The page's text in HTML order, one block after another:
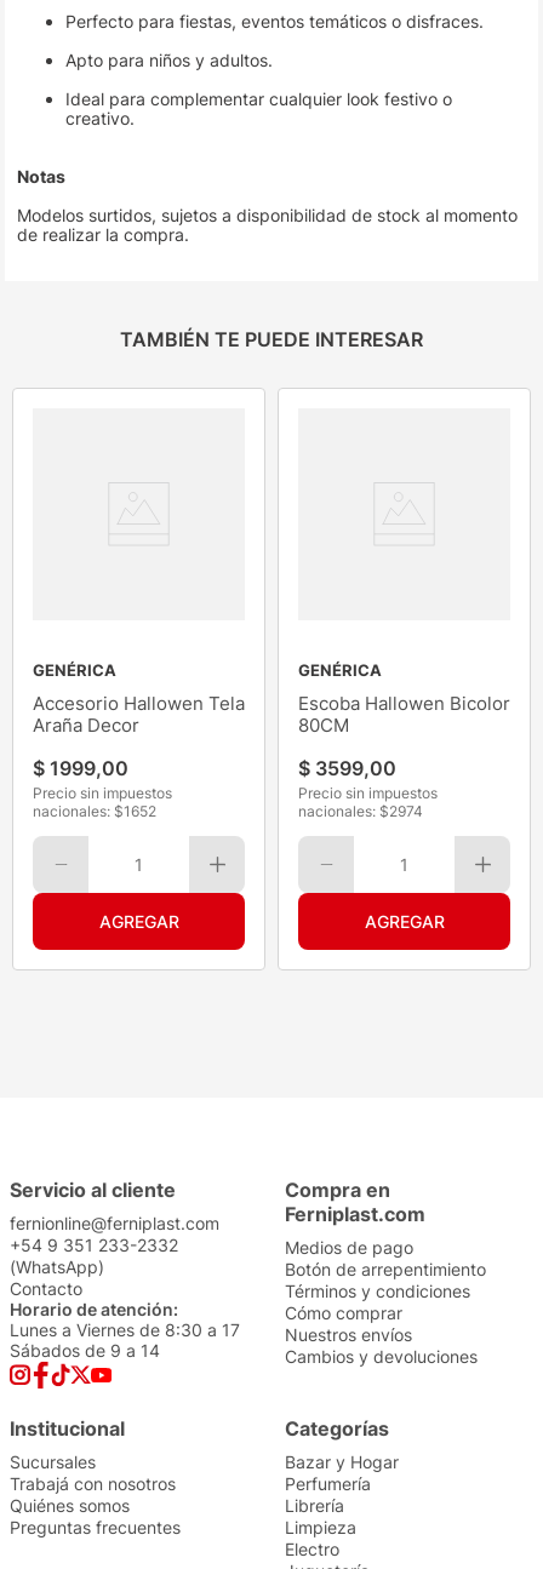
Perfecto para fiestas, eventos temáticos o disfraces.
Apto para niños y adultos.
Ideal para complementar cualquier look festivo o
creativo.
Notas
Modelos surtidos, sujetos a disponibilidad de stock al momento
de realizar la compra.
TAMBIÉN TE PUEDE INTERESAR
GENÉRICA
Accesorio Hallowen Tela
Araña Decor
$ 1999,00
Precio sin impuestos
nacionales: $1652
1
GENÉRICA
Escoba Hallowen Bicolor
80CM
$ 3599,00
Precio sin impuestos
nacionales: $2974
1
Servicio al cliente
fernionline@ferniplast.com
+54 9 351 233-2332
(WhatsApp)
Contacto
Horario de atención:
Lunes a Viernes de 8:30 a 17
Sábados de 9 a 14
Compra en
Ferniplast.com
Medios de pago
Botón de arrepentimiento
Términos y condiciones
Cómo comprar
Nuestros envíos
Cambios y devoluciones
Institucional
Sucursales
Trabajá con nosotros
Quiénes somos
Preguntas frecuentes
Categorías
Bazar y Hogar
Perfumería
Librería
Limpieza
Electro